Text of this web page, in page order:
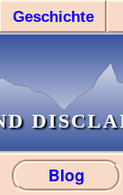
Geschichte
Blog